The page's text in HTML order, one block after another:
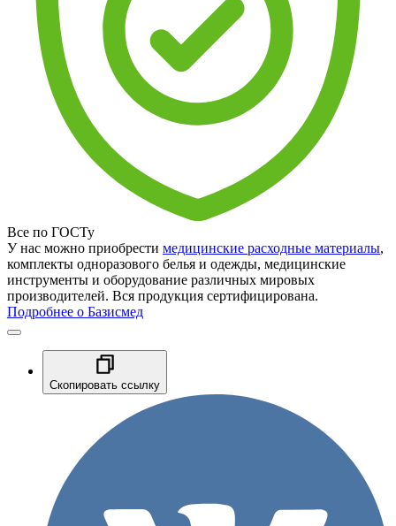
Все по ГОСТу
У нас можно приобрести медицинские расходные материалы,
комплекты одноразового белья и одежды, медицинские
инструменты и оборудование различных мировых
производителей. Вся продукция сертифицирована.
Подробнее о Базисмед
Скопировать ссылку